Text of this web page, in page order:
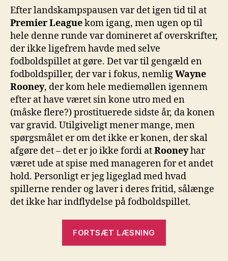
Runde
Efter landskampspausen var det igen tid til at
Premier Leaguekom igang, men ugen op til
hele denne runde var domineret af overskrifter,
der ikke ligefrem havde med selve
fodboldspillet at gøre. Det var til gengæld en
fodboldspiller, der var i fokus, nemligWayne
Rooney, der kom hele mediemøllen igennem
efter at have været sin kone utro med en
(måske flere?) prostituerede sidste år, da konen
var gravid. Utilgiveligt mener mange, men
spørgsmålet er om det ikke er konen, der skal
afgøre det – det er jo ikke fordi atRooneyhar
været ude at spise med manageren for et andet
hold. Personligt er jeg ligeglad med hvad
spillerne render og laver i deres fritid, sålænge
det ikke har indflydelse på fodboldspillet.
FORTSÆT LÆSNING